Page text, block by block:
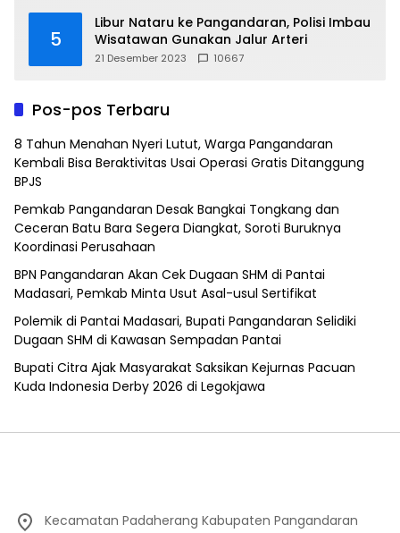
5
Libur Nataru ke Pangandaran, Polisi Imbau
Wisatawan Gunakan Jalur Arteri
21 Desember 2023 10667
Pos-pos Terbaru
8 Tahun Menahan Nyeri Lutut, Warga Pangandaran
Kembali Bisa Beraktivitas Usai Operasi Gratis Ditanggung
BPJS
Pemkab Pangandaran Desak Bangkai Tongkang dan
Ceceran Batu Bara Segera Diangkat, Soroti Buruknya
Koordinasi Perusahaan
BPN Pangandaran Akan Cek Dugaan SHM di Pantai
Madasari, Pemkab Minta Usut Asal-usul Sertifikat
Polemik di Pantai Madasari, Bupati Pangandaran Selidiki
Dugaan SHM di Kawasan Sempadan Pantai
Bupati Citra Ajak Masyarakat Saksikan Kejurnas Pacuan
Kuda Indonesia Derby 2026 di Legokjawa
Kecamatan Padaherang Kabupaten Pangandaran